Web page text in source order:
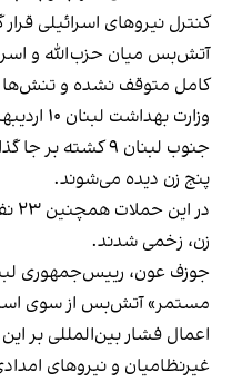
کنترل نیروهای اسرائیلی
آتش‌بس میان حزب‌الله و
کامل متوقف نشده و تنش‌ها
وزارت
جنوب لبنان ۹
پنج زن دیده می‌شوند.
زن، زخمی شدند.
جوزف عون، رییس‌جمهوری
مستمر» آتش‌بس از سوی
اعمال فشار بین‌المللی بر
غیرنظامیان و نیروهای